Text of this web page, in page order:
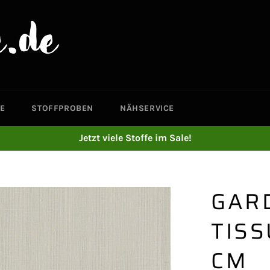
STOFFPROBEN NÄHSERVICE
Jetzt viele Stoffe im Sale!
CM